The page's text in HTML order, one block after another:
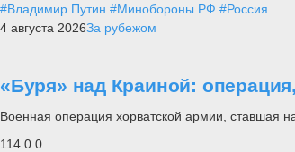
#Владимир Путин #Минобороны РФ #Россия
4 августа 2026За рубежом
«Буря» над Краиной:
Военная операция хорватской армии, ставшая
114 0 0